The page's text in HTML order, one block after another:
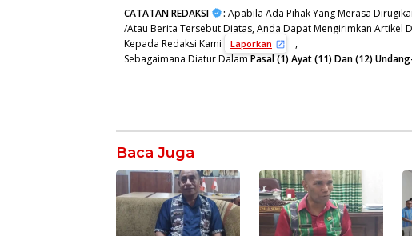
CATATAN REDAKSI : Apabila Ada Pihak Yang Merasa
/Atau Berita Tersebut Diatas, Anda Dapat Mengirimkan Artikel
Kepada Redaksi Kami
Laporkan
,
Sebagaimana Diatur DalamPasal (1) Ayat (11) Dan (12)
Baca Juga